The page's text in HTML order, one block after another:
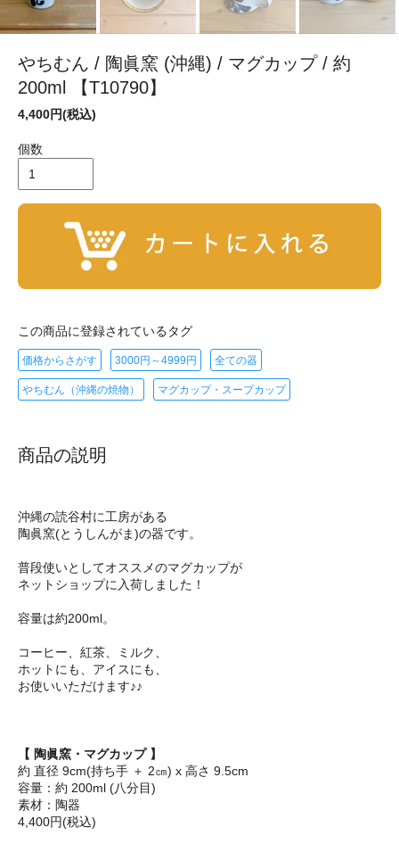
やちむん / 陶眞窯 (沖縄) / マグカップ / 約
200ml 【T10790】
4,400円(税込)
個数
この商品に登録されているタグ
価格からさがす 3000円～4999円 全ての器
やちむん（沖縄の焼物） マグカップ・スープカップ
商品の説明
沖縄の読谷村に工房がある
陶眞窯(とうしんがま)の器です。
普段使いとしてオススメのマグカップが
ネットショップに入荷しました！
容量は約200ml。
コーヒー、紅茶、ミルク、
ホットにも、アイスにも、
お使いいただけます♪♪
【 陶眞窯・マグカップ 】
約 直径 9cm(持ち手 ＋ 2㎝) x 高さ 9.5cm
容量：約 200ml (八分目)
素材：陶器
4,400円(税込)